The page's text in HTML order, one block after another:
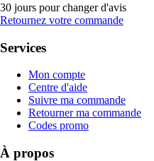
30 jours pour changer d'avis
Retournez votre commande
Services
Mon compte
Centre d'aide
Suivre ma commande
Retourner ma commande
Codes promo
À propos